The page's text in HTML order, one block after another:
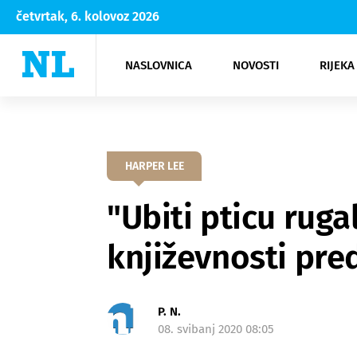
četvrtak, 6. kolovoz 2026
NASLOVNICA NOVOSTI
Rijeka Opatija
NK
Moda
Kultura
HARPER LEE
"Ubiti pticu
književnosti
P. N.
08. svibanj 2020 08:05